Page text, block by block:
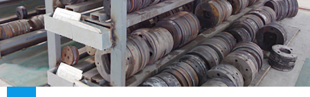
·专业研发生产团队，不断满足市场对型材的多样需求，产品不断推陈
出新，保证您的品质跟交货期。